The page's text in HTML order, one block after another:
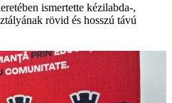
ismertette kézilabda-,
rövid és hosszú távú